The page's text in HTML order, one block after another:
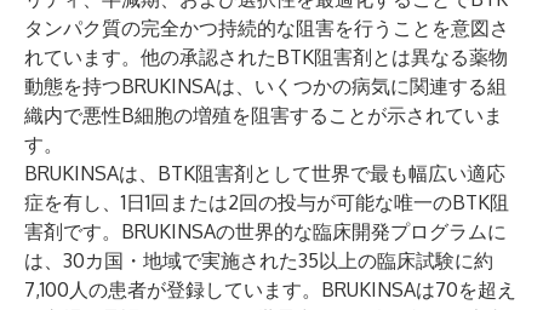
タンパク質の完全かつ持続的な阻害を行うことを意図さ
れています。他の承認されたBTK阻害剤とは異なる薬物
動態を持つBRUKINSAは、いくつかの病気に関連する組
織内で悪性B細胞の増殖を阻害することが示されていま
す。
BRUKINSAは、BTK阻害剤として世界で最も幅広い適応
症を有し、1日1回または2回の投与が可能な唯一のBTK阻
害剤です。BRUKINSAの世界的な臨床開発プログラムに
は、30カ国・地域で実施された35以上の臨床試験に約
7,100人の患者が登録しています。BRUKINSAは70を超え